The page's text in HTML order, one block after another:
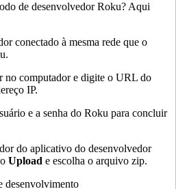
de desenvolvedor Roku? Aqui
conectado à mesma rede que o
no computador e digite o URL do
IP.
e a senha do Roku para concluir
do aplicativo do desenvolvedor
Upload e escolha o arquivo zip.